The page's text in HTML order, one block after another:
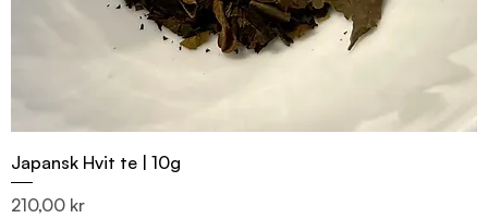
Japansk Hvit te | 10g
Pris
210,00 kr